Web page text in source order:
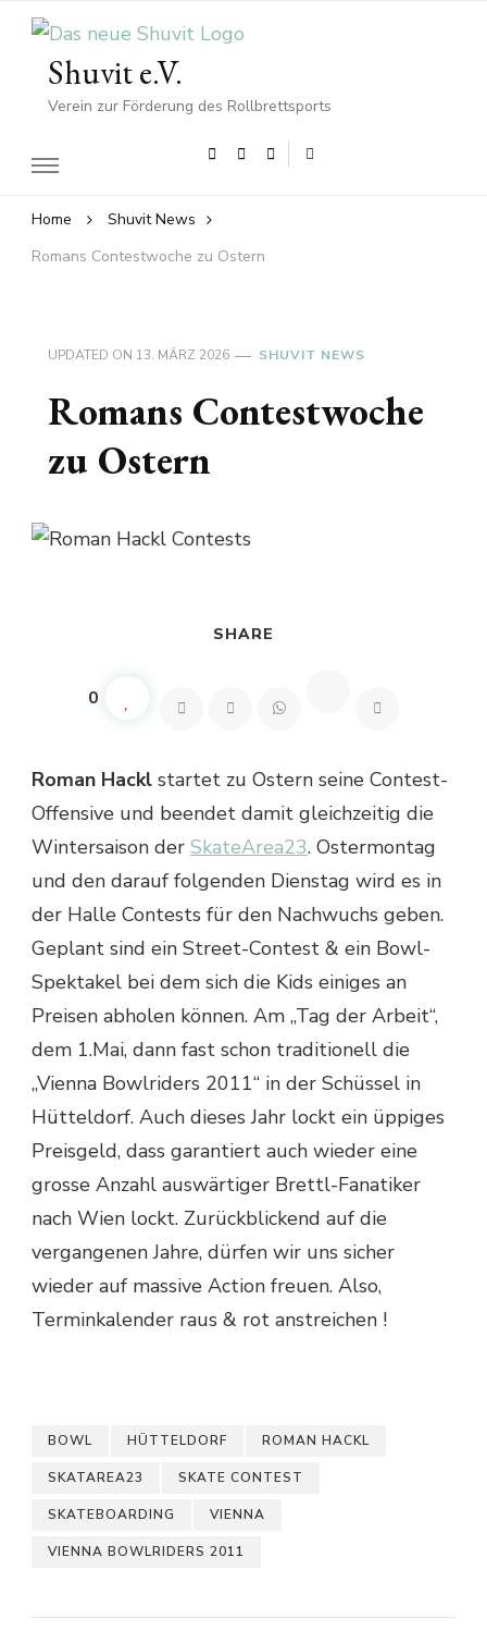
Shuvit e.V.
Verein zur Förderung des Rollbrettsports
Home
Shuvit News
Romans Contestwoche zu Ostern
UPDATED ON 13. MÄRZ 2026 SHUVIT NEWS
Romans Contestwoche
zu Ostern
SHARE
0
Roman Hackl startet zu Ostern seine Contest-
Offensive und beendet damit gleichzeitig die
Wintersaison der SkateArea23. Ostermontag
und den darauf folgenden Dienstag wird es in
der Halle Contests für den Nachwuchs geben.
Geplant sind ein Street-Contest & ein Bowl-
Spektakel bei dem sich die Kids einiges an
Preisen abholen können. Am „Tag der Arbeit“,
dem 1.Mai, dann fast schon traditionell die
„Vienna Bowlriders 2011“ in der Schüssel in
Hütteldorf. Auch dieses Jahr lockt ein üppiges
Preisgeld, dass garantiert auch wieder eine
grosse Anzahl auswärtiger Brettl-Fanatiker
nach Wien lockt. Zurückblickend auf die
vergangenen Jahre, dürfen wir uns sicher
wieder auf massive Action freuen. Also,
Terminkalender raus & rot anstreichen !
BOWL HÜTTELDORF ROMAN HACKL
SKATAREA23 SKATE CONTEST
SKATEBOARDING VIENNA
VIENNA BOWLRIDERS 2011